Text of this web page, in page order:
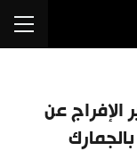
الإفراج عن